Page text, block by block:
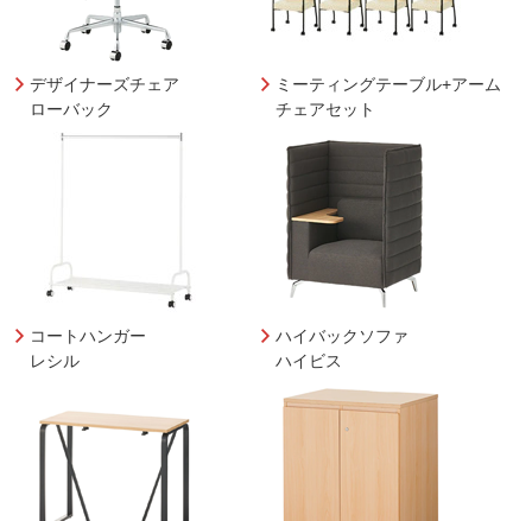
デザイナーズチェア
ローバック
ミーティングテーブル+アーム
チェアセット
コートハンガー
レシル
ハイバックソファ
ハイビス